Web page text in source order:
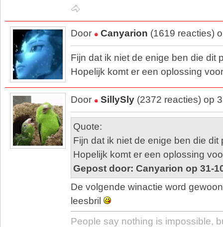
🐴
Door Canyarion (1619 reacties)
Fijn dat ik niet de enige ben die dit
Hopelijk komt er een oplossing
Door SillySly (2372 reacties) op
Quote:
Fijn dat ik niet de enige ben die dit
Hopelijk komt er een oplossing
Gepost door: Canyarion op 31-
De volgende winactie word
leesbril
People say nothing is impossible,